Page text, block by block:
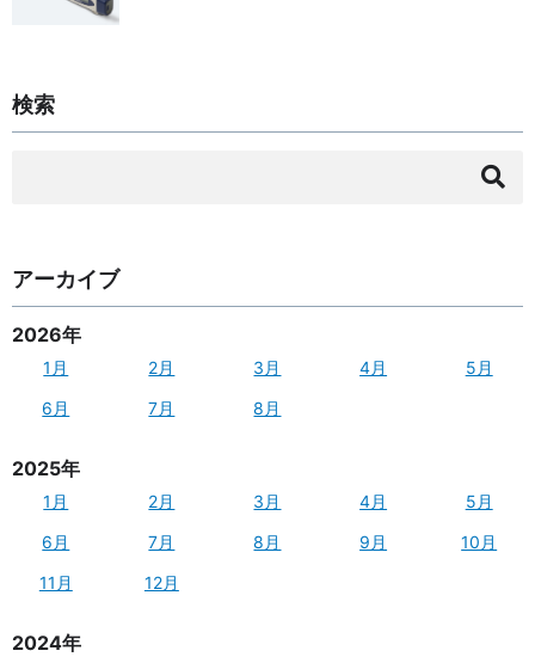
検索
アーカイブ
2026年
1月 2月 3月 4月
5月
6月
7月 8月
2025年
1月 2月 3月 4月
5月
6月
7月 8月 9月
10月
11月
12月
2024年